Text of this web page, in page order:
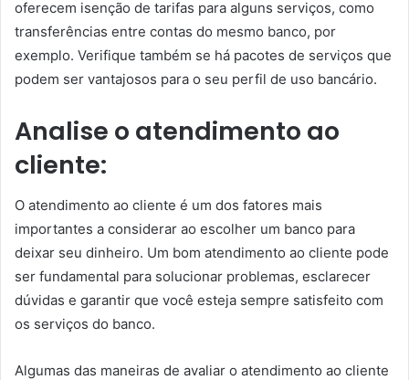
oferecem isenção de tarifas para alguns serviços, como
transferências entre contas do mesmo banco, por
exemplo. Verifique também se há pacotes de serviços que
podem ser vantajosos para o seu perfil de uso bancário.
Analise o atendimento ao
cliente:
O atendimento ao cliente é um dos fatores mais
importantes a considerar ao escolher um banco para
deixar seu dinheiro. Um bom atendimento ao cliente pode
ser fundamental para solucionar problemas, esclarecer
dúvidas e garantir que você esteja sempre satisfeito com
os serviços do banco.
Algumas das maneiras de avaliar o atendimento ao cliente